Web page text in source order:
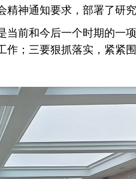
神通知要求，部署了研
前和今后一个时期的一
；三要狠抓落实，紧紧